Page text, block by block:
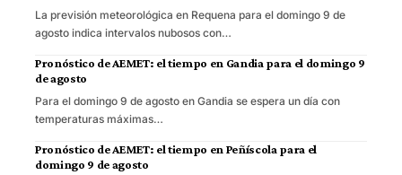
La previsión meteorológica en Requena para el domingo 9 de
agosto indica intervalos nubosos con…
Pronóstico de AEMET: el tiempo en Gandia para el domingo 9
de agosto
Para el domingo 9 de agosto en Gandia se espera un día con
temperaturas máximas…
Pronóstico de AEMET: el tiempo en Peñíscola para el
domingo 9 de agosto